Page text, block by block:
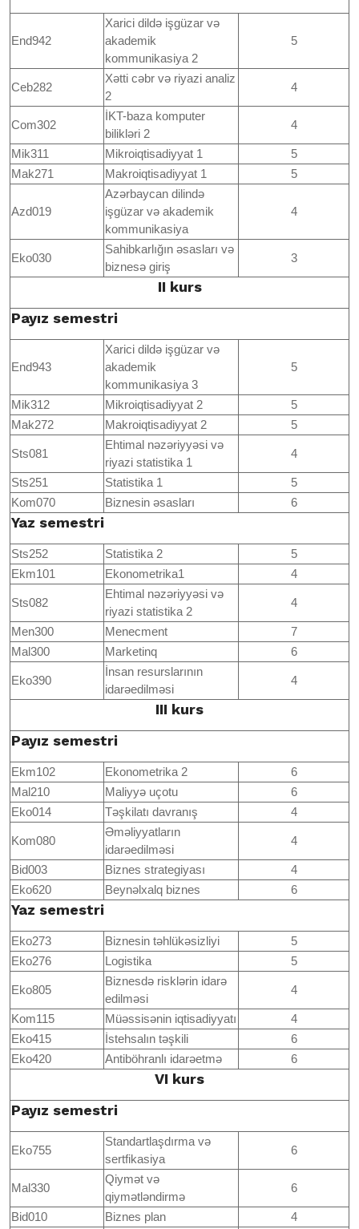
End942
Xarici dildə işgüzar və
akademik
kommunikasiya 2
5
Ceb282
Xətti cəbr və riyazi analiz
2
4
Com302
İKT-baza komputer
bilikləri 2
4
Mik311 Mikroiqtisadiyyat 1
5
Mak271
Makroiqtisadiyyat 1 5
Azd019
Azərbaycan dilində
işgüzar və akademik
kommunikasiya
4
Eko030
Sahibkarlığın əsasları və
biznesə giriş
3
II kurs
Payız semestri
End943
Xarici dildə işgüzar və
akademik
kommunikasiya 3
5
Mik312 Mikroiqtisadiyyat 2
5
Mak272
Makroiqtisadiyyat 2 5
Sts081
Ehtimal nəzəriyyəsi və
riyazi statistika 1
4
Sts251 Statistika 1
5
Kom070
Biznesin əsasları 6
Yaz semestri
Sts252 Statistika 2
5
Ekm101
Ekonometrika1 4
Sts082
Ehtimal nəzəriyyəsi və
riyazi statistika 2
4
Men300 Menecment
7
Mal300
Marketinq 6
Eko390
İnsan resurslarının
idarəedilməsi
4
III kurs
Payız semestri
Ekm102 Ekonometrika 2
6
Mal210
Maliyyə uçotu
6
Eko014
Təşkilatı davranış 4
Kom080
Əməliyyatların
idarəedilməsi
4
Bid003 Biznes strategiyası
4
Eko620
Beynəlxalq biznes 6
Yaz semestri
Eko273 Biznesin təhlükəsizliyi
5
Eko276
Logistika 5
Eko805
Biznesdə risklərin idarə
edilməsi
4
Kom115 Müəssisənin iqtisadiyyatı
4
Eko415
İstehsalın təşkili
6
Eko420
Antiböhranlı idarəetmə 6
VI kurs
Payız semestri
Eko755
Standartlaşdırma və
sertfikasiya
6
Mal330
Qiymət və
qiymətləndirmə
6
Bid010 Biznes plan 4